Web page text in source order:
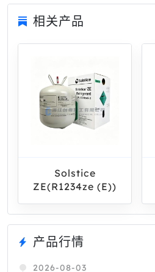
相关产品
Solstice
ZE(R1234ze (E))
产品行情
2026-08-03